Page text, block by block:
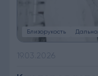
Близорукость